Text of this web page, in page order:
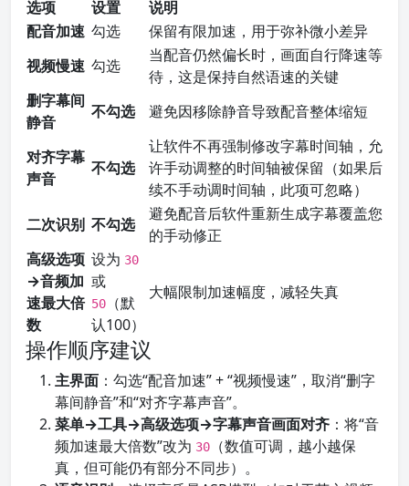
选项 设置
说明
配音加速 勾选
保留有限加速，用于弥补微小差异
视频慢速 勾选
当配音仍然偏长时，画面自行降速等
待，这是保持自然语速的关键
删字幕间
静音
不勾选 避免因移除静音导致配音整体缩短
对齐字幕
声音
不勾选
让软件不再强制修改字幕时间轴，允
许手动调整的时间轴被保留（如果后
续不手动调时间轴，此项可忽略）
二次识别 不勾选
避免配音后软件重新生成字幕覆盖您
的手动修正
高级选项
→音频加
速最大倍
数
设为 30
或
50
（默
认100）
大幅限制加速幅度，减轻失真
操作顺序建议
主界面 ：勾选“配音加速” + “视频慢速”，取消“删字
幕间静音”和“对齐字幕声音”。
菜单→工具→高级选项→字幕声音画面对齐 ：将“音
频加速最大倍数”改为 30
（数值可调，越小越保
真，但可能仍有部分不同步）。